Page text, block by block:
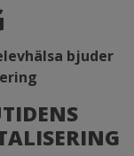
bjuder